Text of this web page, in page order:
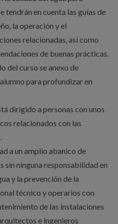
tendrán en cuenta las guías de
la operación y el
relacionadas, así como
de buenas prácticas.
del curso se anexo de
para profundizar en
dirigido a personas con unos
relacionados con las
a un amplio abanico de
sin ninguna responsabilidad en
y la prevención de la
técnico y operarios con
de las instalaciones
e ingenieros